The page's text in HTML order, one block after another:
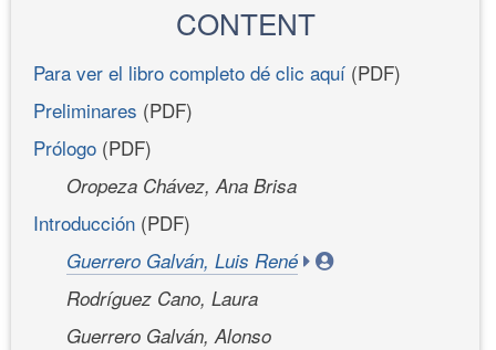
CONTENT
Para ver el libro completo dé clic aquí (PDF)
Preliminares (PDF)
Prólogo (PDF)
Oropeza Chávez, Ana Brisa
Introducción (PDF)
Guerrero Galván, Luis René
Rodríguez Cano, Laura
Guerrero Galván, Alonso